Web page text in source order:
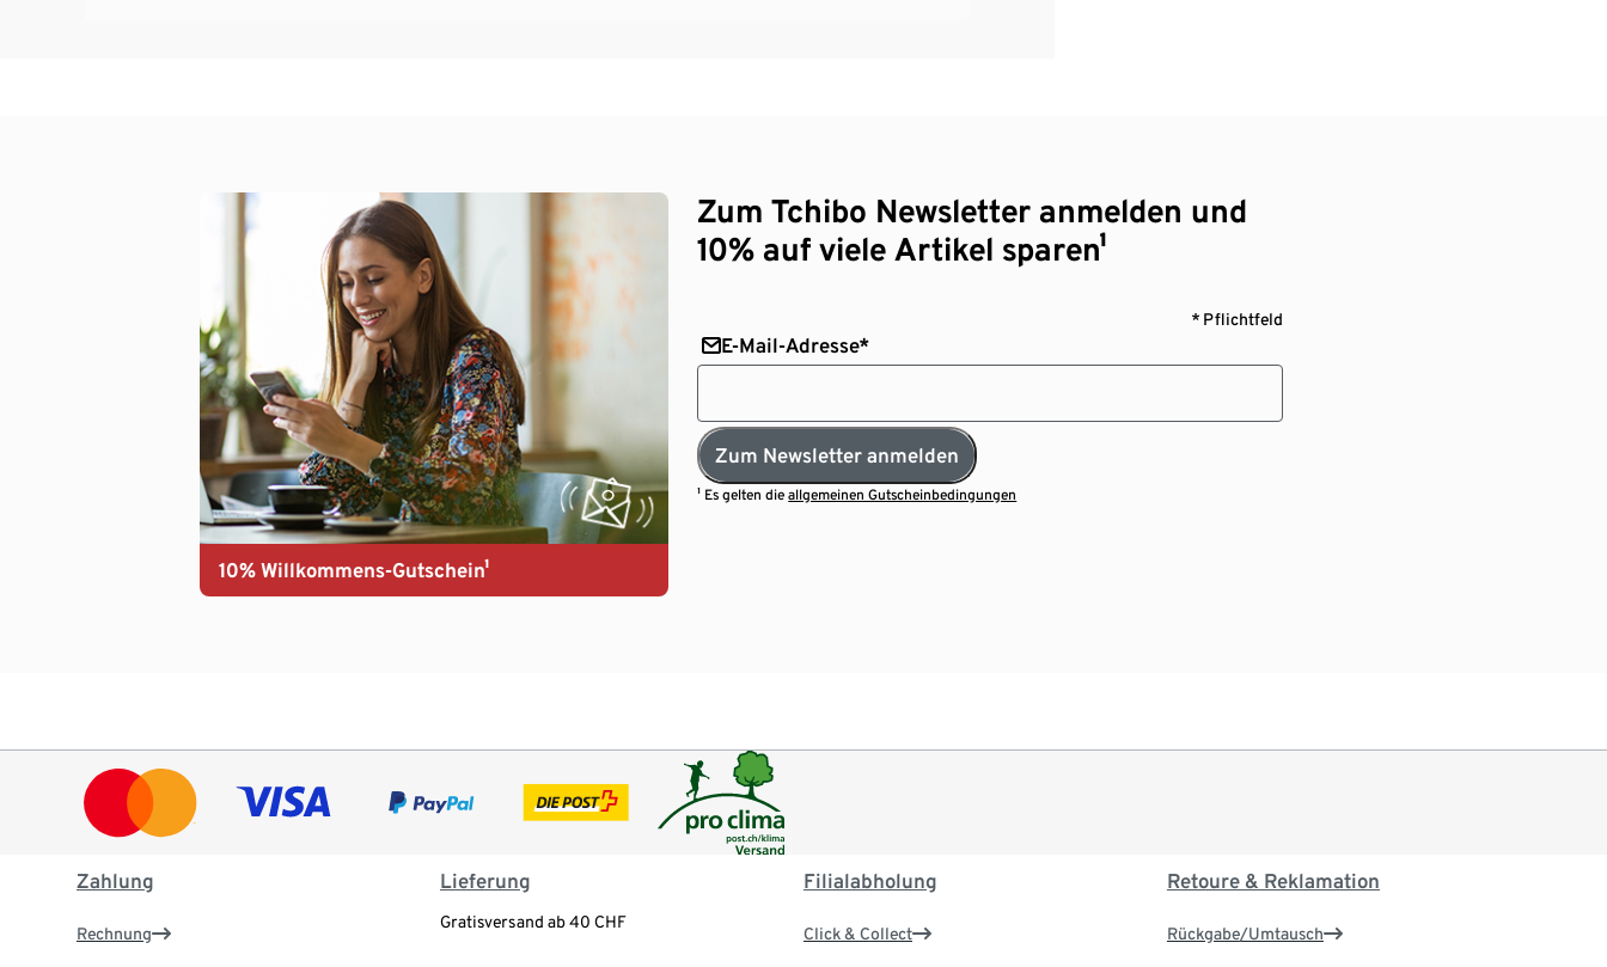
10% Willkommens-Gutschein¹
Zum Tchibo Newsletter anmelden und
10% auf viele Artikel sparen¹
* Pflichtfeld
E-Mail-Adresse*
Zum Newsletter anmelden
¹ Es gelten dieallgemeinen Gutscheinbedingungen
Zahlung
Rechnung
Lieferung
Gratisversand ab 40 CHF
Filialabholung
Click & Collect
Retoure & Reklamation
Rückgabe/Umtausch